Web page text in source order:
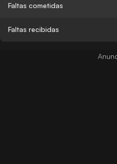
Faltas cometidas
Faltas recibidas